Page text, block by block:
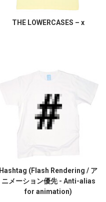
THE LOWERCASES – x
Hashtag (Flash Rendering / ア
ニメーション優先 - Anti-alias
for animation)